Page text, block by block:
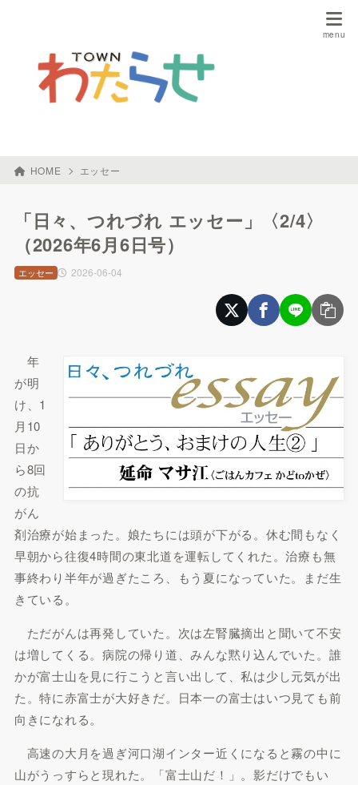
HOME エッセー
「日々、つれづれ エッセー」〈2/4〉
（2026年6月6日号）
2026-06-04
エッセー
年
が明
け、1
月10
日か
ら8回
の抗
がん
剤治療が始まった。娘たちには頭が下がる。休む間もなく
早朝から往復4時間の東北道を運転してくれた。治療も無
事終わり半年が過ぎたころ、もう夏になっていた。まだ生
きている。
ただがんは再発していた。次は左腎臓摘出と聞いて不安
は増してくる。病院の帰り道、みんな黙り込んでいた。誰
かが富士山を見に行こうと言い出して、私は少し元気が出
た。特に赤富士が大好きだ。日本一の富士はいつ見ても前
向きになれる。
高速の大月を過ぎ河口湖インター近くになると霧の中に
山がうっすらと現れた。「富士山だ！」。影だけでもい